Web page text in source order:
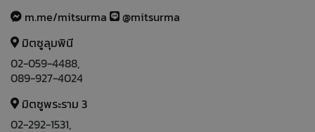
m.me/mitsurma @mitsurma
มิตซูลุมพินี
02-059-4488,
089-927-4024
มิตซูพระราม 3
02-292-1531,